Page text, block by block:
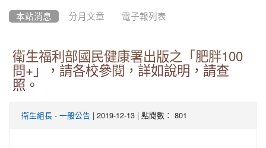
本站消息 分月文章 電子報列表
衛生福利部國民健康署出版之「肥胖100
問+」，請各校參閱，詳如說明，請查
照。
衛生組長 - 一般公告 | 2019-12-13 | 點閱數： 801